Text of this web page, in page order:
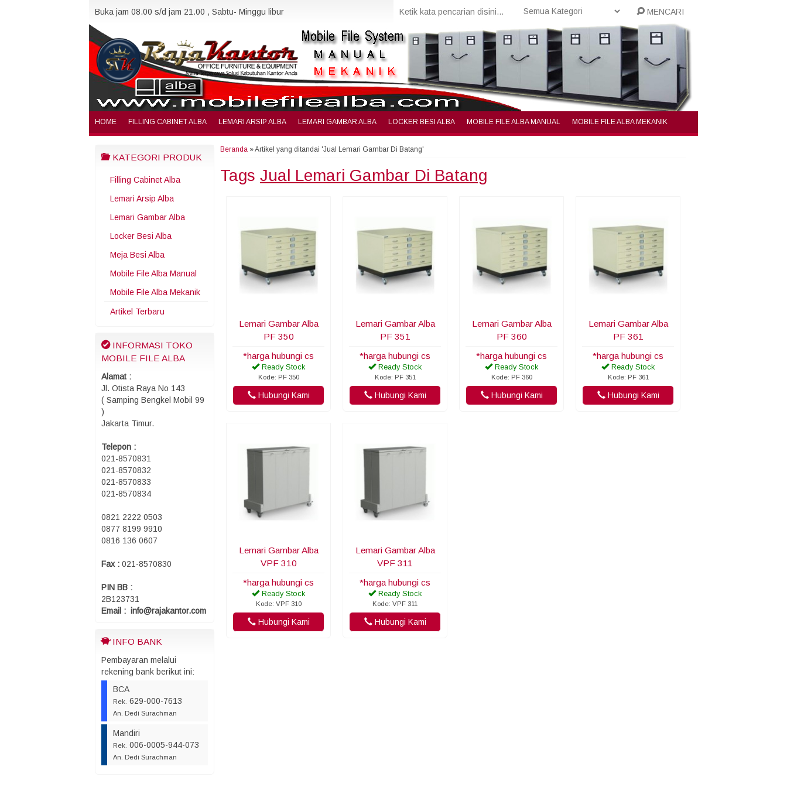
Buka jam 08.00 s/d jam 21.00 , Sabtu- Minggu libur MENCARI
HOME FILLING CABINET ALBA LEMARI ARSIP ALBA LEMARI GAMBAR ALBA LOCKER BESI ALBA MOBILE FILE ALBA MANUAL MOBILE FILE ALBA MEKANIK
KATEGORI PRODUK
Filling Cabinet Alba
Lemari Arsip Alba
Lemari Gambar Alba
Locker Besi Alba
Meja Besi Alba
Mobile File Alba Manual
Mobile File Alba Mekanik
Artikel Terbaru
INFORMASI TOKO
MOBILE FILE ALBA
Alamat :
Jl. Otista Raya No 143
( Samping Bengkel Mobil 99
)
Jakarta Timur.
Telepon :
021-8570831
021-8570832
021-8570833
021-8570834
0821 2222 0503
0877 8199 9910
0816 136 0607
Fax : 021-8570830
PIN BB :
2B123731
Email : info@rajakantor.com
INFO BANK
Pembayaran melalui
rekening bank berikut ini:
BCA
Rek. 629-000-7613
An. Dedi Surachman
Mandiri
Rek. 006-0005-944-073
An. Dedi Surachman
Beranda »Artikel yang ditandai 'Jual Lemari Gambar Di Batang'
Tags Jual Lemari Gambar Di Batang
Lemari Gambar Alba
PF 350
*harga hubungi cs
Ready Stock
Kode: PF 350
Hubungi Kami
Lemari Gambar Alba
PF 351
*harga hubungi cs
Ready Stock
Kode: PF 351
Hubungi Kami
Lemari Gambar Alba
PF 360
*harga hubungi cs
Ready Stock
Kode: PF 360
Hubungi Kami
Lemari Gambar Alba
PF 361
*harga hubungi cs
Ready Stock
Kode: PF 361
Hubungi Kami
Lemari Gambar Alba
VPF 310
*harga hubungi cs
Ready Stock
Kode: VPF 310
Hubungi Kami
Lemari Gambar Alba
VPF 311
*harga hubungi cs
Ready Stock
Kode: VPF 311
Hubungi Kami